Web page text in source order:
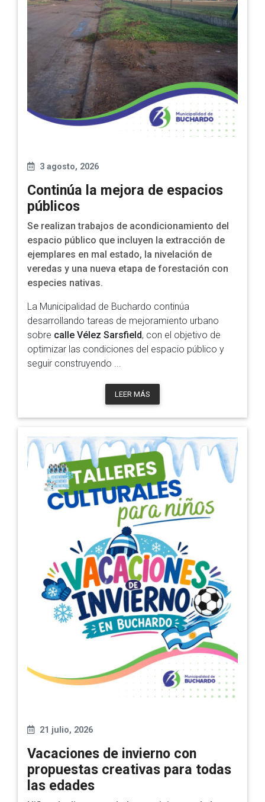
3 agosto, 2026
Continúa la mejora de espacios
públicos
Se realizan trabajos de acondicionamiento del
espacio público que incluyen la extracción de
ejemplares en mal estado, la nivelación de
veredas y una nueva etapa de forestación con
especies nativas.
La Municipalidad de Buchardo continúa
desarrollando tareas de mejoramiento urbano
sobre calle Vélez Sarsfield, con el objetivo de
optimizar las condiciones del espacio público y
seguir construyendo ...
LEER MÁS
21 julio, 2026
Vacaciones de invierno con
propuestas creativas para todas
las edades